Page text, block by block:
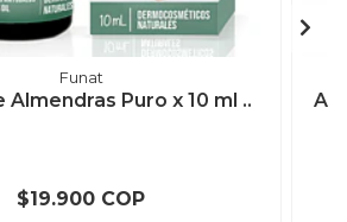
Funat
Puro x 10 ml ..
$19.900 COP